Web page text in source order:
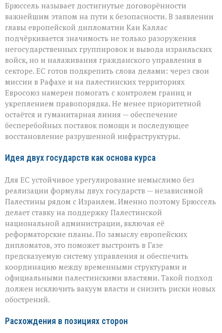
Брюссель называет достигнутые договорённости
важнейшим этапом на пути к безопасности. В заявлении
главы европейской дипломатии Каи Каллас
подчёркивается значимость не только разоружения
негосударственных группировок и вывода израильских
войск, но и налаживания гражданского управления в
секторе. ЕС готов подкрепить слова делами: через свои
миссии в Рафахе и на палестинских территориях
Евросоюз намерен помогать с контролем границ и
укреплением правопорядка. Не менее приоритетной
остаётся и гуманитарная линия — обеспечение
бесперебойных поставок помощи и последующее
восстановление разрушенной инфраструктуры.
Идея двух государств как основа курса
Для ЕС устойчивое урегулирование немыслимо без
реализации формулы двух государств — независимой
Палестины рядом с Израилем. Именно поэтому Брюссель
делает ставку на поддержку Палестинской
национальной администрации, включая её
реформаторские планы. По замыслу европейских
дипломатов, это поможет выстроить в Газе
предсказуемую систему управления и обеспечить
координацию между временными структурами и
официальными палестинскими властями. Такой подход
должен исключить вакуум власти и снизить риски новых
обострений.
Расхождения в позициях сторон